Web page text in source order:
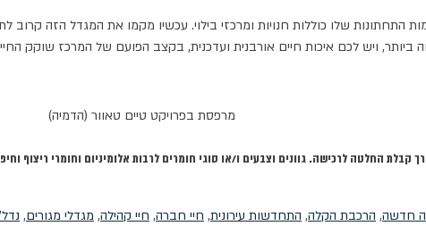
שלו כוללות חנויות ומרכזי בילוי. עכשיו מקמו את המגדל הזה קרוב
ביותר, ויש לכם איכות חיים אורבנית ועדכנית, בקצב הפועם של המרכז שוקק
מרפסת בפרויקט טיים טאוור (הדמיה)
החלטה לרכישה. גוונים וצבעים ו/או סוגי חומרים לרבות אלומיניום וחומרי ריצוף
חדשה, הרכבת הקלה, התחדשות עירונית, חיי חברה, חיי קהילה, מגדלי מגורים,